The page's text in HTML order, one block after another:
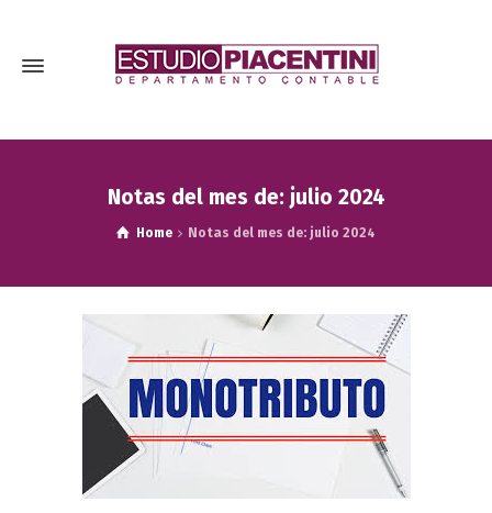
Notas del mes de: julio 2024
Home Notas del mes de: julio 2024